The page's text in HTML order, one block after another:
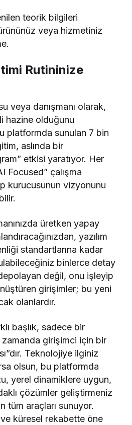
teorik bilgileri
veya hizmetiniz
Rutininize
veya danışmanı olarak,
hazine olduğunu
platformda sunulan 7 bin
aslında bir
etkisi yaratıyor. Her
Focused” çalışma
kurucusunun vizyonunu
üretken yapay
yazılım
standartlarına kadar
binlerce detay
değil, onu işleyip
girişimler; bu yeni
olanlardır.
başlık, sadece bir
zamanda girişimci için bir
Teknolojiye ilginiz
olsun, bu platformda
yerel dinamiklere uygun,
çözümler geliştirmeniz
tüm araçları sunuyor.
küresel rekabette öne